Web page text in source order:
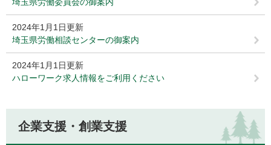
2024年1月1日更新
埼玉県労働相談センターの御案内
2024年1月1日更新
ハローワーク求人情報をご利用ください
企業支援・創業支援